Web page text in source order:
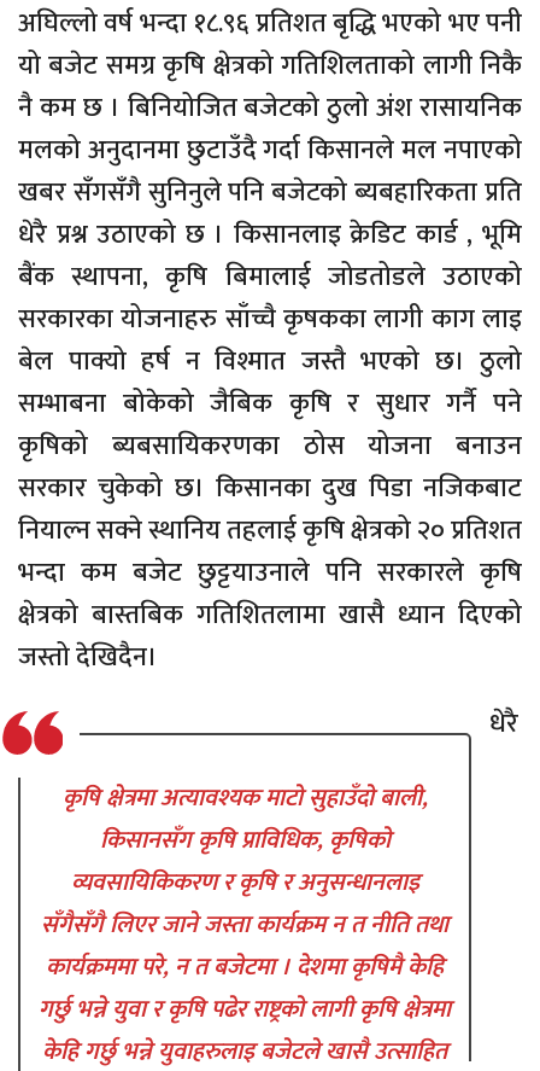
अघिल्लो वर्ष भन्दा १८.९६ प्रतिशत बृद्धि भएको भए पनी
यो बजेट समग्र कृषि क्षेत्रको गतिशिलताको लागी निकै
नै कम छ । बिनियोजित बजेटको ठुलो अंश रासायनिक
मलको अनुदानमा छुटाउँदै गर्दा किसानले मल नपाएको
खबर सँगसँगै सुनिनुले पनि बजेटको ब्यबहारिकता प्रति
धेरै प्रश्न उठाएको छ । किसानलाइ क्रेडिट कार्ड , भूमि
बैंक स्थापना, कृषि बिमालाई जोडतोडले उठाएको
सरकारका योजनाहरु साँच्चै कृषकका लागी काग लाइ
बेल पाक्यो हर्ष न विश्मात जस्तै भएको छ। ठुलो
सम्भाबना बोकेको जैबिक कृषि र सुधार गर्नै पने
कृषिको ब्यबसायिकरणका ठोस योजना बनाउन
सरकार चुकेको छ। किसानका दुख पिडा नजिकबाट
नियाल्न सक्ने स्थानिय तहलाई कृषि क्षेत्रको २० प्रतिशत
भन्दा कम बजेट छुट्टयाउनाले पनि सरकारले कृषि
क्षेत्रको बास्तबिक गतिशितलामा खासै ध्यान दिएको
जस्तो देखिदैन।
कृषि क्षेत्रमा अत्यावश्यक माटो सुहाउँदो बाली,
किसानसँग कृषि प्राविधिक, कृषिको
व्यवसायिकिकरण र कृषि र अनुसन्धानलाइ
सँगैसँगै लिएर जाने जस्ता कार्यक्रम न त नीति तथा
कार्यक्रममा परे, न त बजेटमा । देशमा कृषिमै केहि
गर्छु भन्ने युवा र कृषि पढेर राष्ट्रको लागी कृषि क्षेत्रमा
केहि गर्छु भन्ने युवाहरुलाइ बजेटले खासै उत्साहित
धेरै